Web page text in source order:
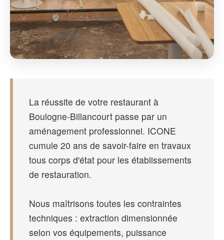
La réussite de votre restaurant à
Boulogne-Billancourt passe par un
aménagement professionnel. ICONE
cumule 20 ans de savoir-faire en travaux
tous corps d'état pour les établissements
de restauration.
Nous maîtrisons toutes les contraintes
techniques : extraction dimensionnée
selon vos équipements, puissance